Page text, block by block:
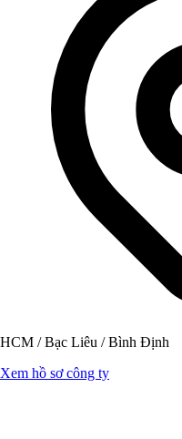
HCM / Bạc Liêu / Bình Định
Xem hồ sơ công ty